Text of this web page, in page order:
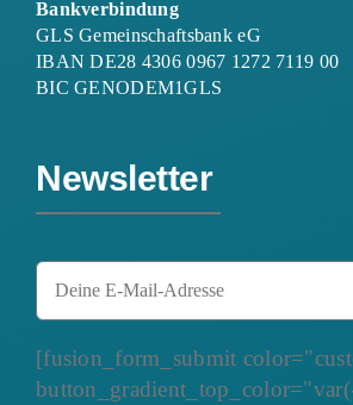
Bankverbindung
GLS Gemeinschaftsbank eG
IBAN DE28 4306 0967 1272 7119 00
BIC GENODEM1GLS
Newsletter
[fusion_form_submit